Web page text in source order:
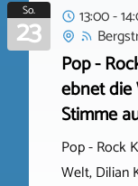
So.
23
13:00 -
Pop -
ebnet die
Stimme
Pop - Rock
Welt, Dilian